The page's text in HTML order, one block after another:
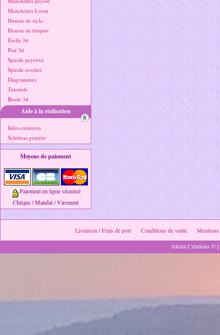
Manchettes Loom
Housse de stylo
Housse de briquet
Etoile 3d
Pod 3d
Spirale peytwist
Spirale crochet
Diagrammes
Tutoriels
Boule 3d
Aide à la réalisation
Idées créatives
Schémas gratuits
Moyens de paiement
Paiement en ligne sécurisé
Chèque / Mandat / Virement
Livraison / Frais de port Conditions de vente
Mentions
Alexia Créations ©